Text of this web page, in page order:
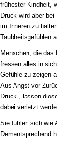
frühester Kindheit,
Druck wird aber
im Inneren zu
Taubheitsgefühlen
Menschen, die das
fressen alles in
Gefühle zu zeigen
Aus Angst vor
Druck , lassen
dabei verletzt
Sie fühlen sich wie
Dementsprechend